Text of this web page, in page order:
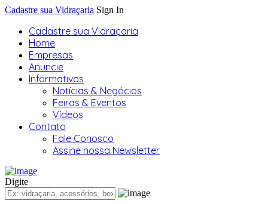
Cadastre sua Vidraçaria Sign In
Cadastre sua Vidraçaria
Home
Empresas
Anuncie
Informativos
Notícias & Negócios
Feiras & Eventos
Vídeos
Contato
Fale Conosco
Assine nossa Newsletter
Digite